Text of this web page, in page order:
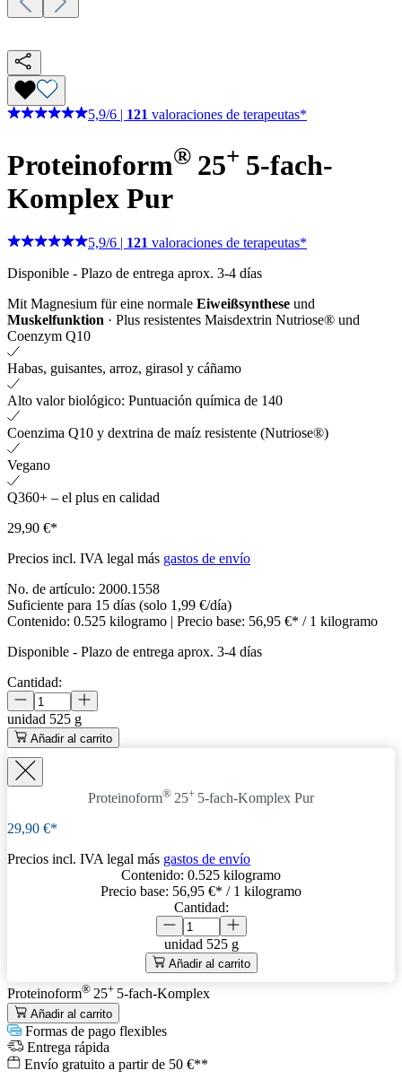
5,9/6 121 valoraciones de terapeutas*
Proteinoform® 25+ 5-fach-
Komplex Pur
5,9/6 | 121 valoraciones de terapeutas*
Disponible - Plazo de entrega aprox. 3-4 días
Mit Magnesium für eine normale Eiweißsynthese und
Muskelfunktion · Plus resistentes Maisdextrin Nutriose® und
Coenzym Q10
Habas, guisantes, arroz, girasol y cáñamo
Alto valor biológico: Puntuación química de 140
Coenzima Q10 y dextrina de maíz resistente (Nutriose®)
Vegano
Q360+ – el plus en calidad
29,90 €*
Precios incl. IVA legal más gastos de envío
No. de artículo: 2000.1558
Suficiente para 15 días (solo 1,99 €/día)
Contenido: 0.525 kilogramo | Precio base: 56,95 €* / 1 kilogramo
Disponible - Plazo de entrega aprox. 3-4 días
Cantidad:
unidad 525 g
Añadir al carrito
Proteinoform® 25+ 5-fach-Komplex Pur
29,90 €*
Precios incl. IVA legal más gastos de envío
Contenido: 0.525 kilogramo
Precio base: 56,95 €* / 1 kilogramo
Cantidad:
unidad 525 g
Añadir al carrito
Proteinoform® 25+ 5-fach-Komplex
Añadir al carrito
Formas de pago flexibles
Entrega rápida
Envío gratuito a partir de 50 €**